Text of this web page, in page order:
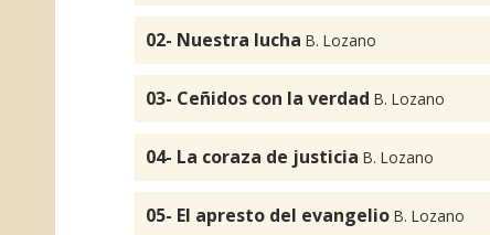
02- Nuestra lucha B. Lozano
03- Ceñidos con la verdad B. Lozano
04- La coraza de justicia B. Lozano
05- El apresto del evangelio B. Lozano